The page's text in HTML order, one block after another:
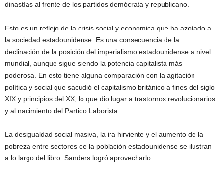
dinastías al frente de los partidos demócrata y republicano.
Esto es un reflejo de la crisis social y económica que ha azotado a
la sociedad estadounidense. Es una consecuencia de la
declinación de la posición del imperialismo estadounidense a nivel
mundial, aunque sigue siendo la potencia capitalista más
poderosa. En esto tiene alguna comparación con la agitación
política y social que sacudió el capitalismo británico a fines del siglo
XIX y principios del XX, lo que dio lugar a trastornos revolucionarios
y al nacimiento del Partido Laborista.
La desigualdad social masiva, la ira hirviente y el aumento de la
pobreza entre sectores de la población estadounidense se ilustran
a lo largo del libro. Sanders logró aprovecharlo.